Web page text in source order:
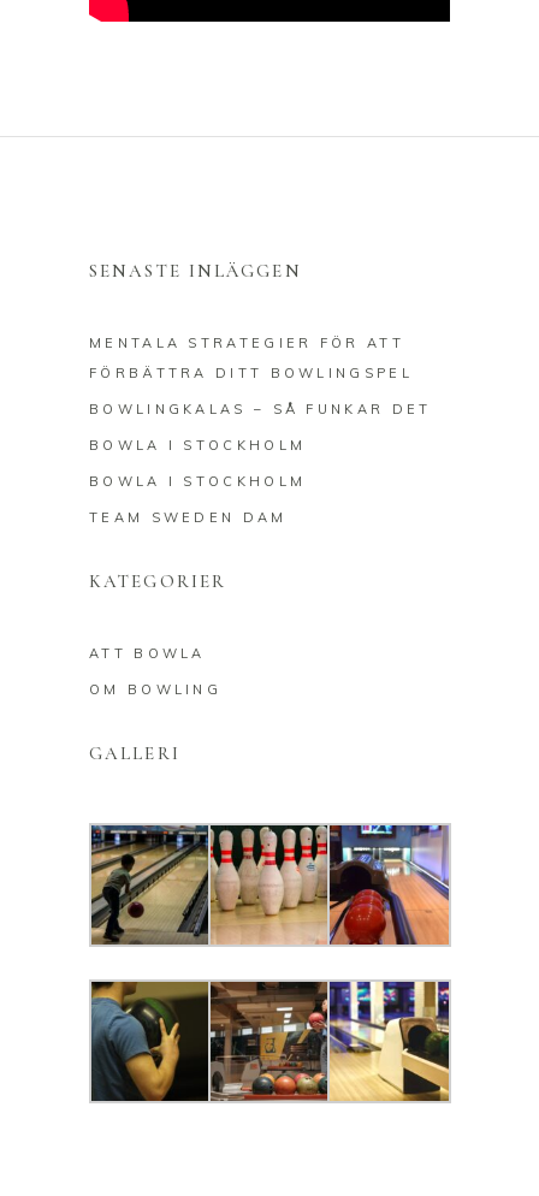
SENASTE INLÄGGEN
MENTALA STRATEGIER FÖR ATT
FÖRBÄTTRA DITT BOWLINGSPEL
BOWLINGKALAS – SÅ FUNKAR DET
BOWLA I STOCKHOLM
BOWLA I STOCKHOLM
TEAM SWEDEN DAM
KATEGORIER
ATT BOWLA
OM BOWLING
GALLERI